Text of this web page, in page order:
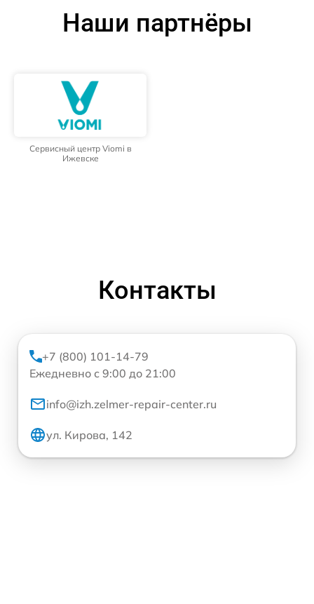
Наши партнёры
Сервисный центр Viomi в
Ижевске
Контакты
+7 (800) 101-14-79
Ежедневно с 9:00 до 21:00
info@izh.zelmer-repair-center.ru
ул. Кирова, 142